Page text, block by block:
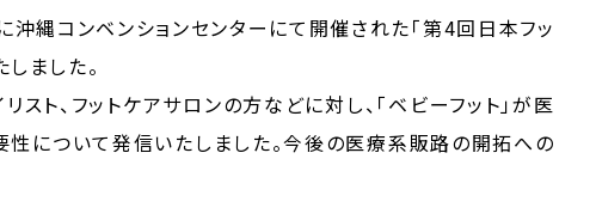
沖縄コンベンションセンターにて開催された「第4回日本フッ
ました。
ト、フットケアサロンの方などに対し、「ベビーフット」が医
性について発信いたしました。今後の医療系販路の開拓への